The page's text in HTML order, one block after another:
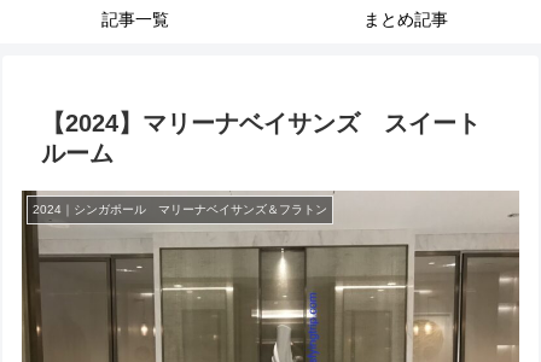
記事一覧 まとめ記事
【2024】マリーナベイサンズ スイート
ルーム
2024｜シンガポール マリーナベイサンズ＆フラトン